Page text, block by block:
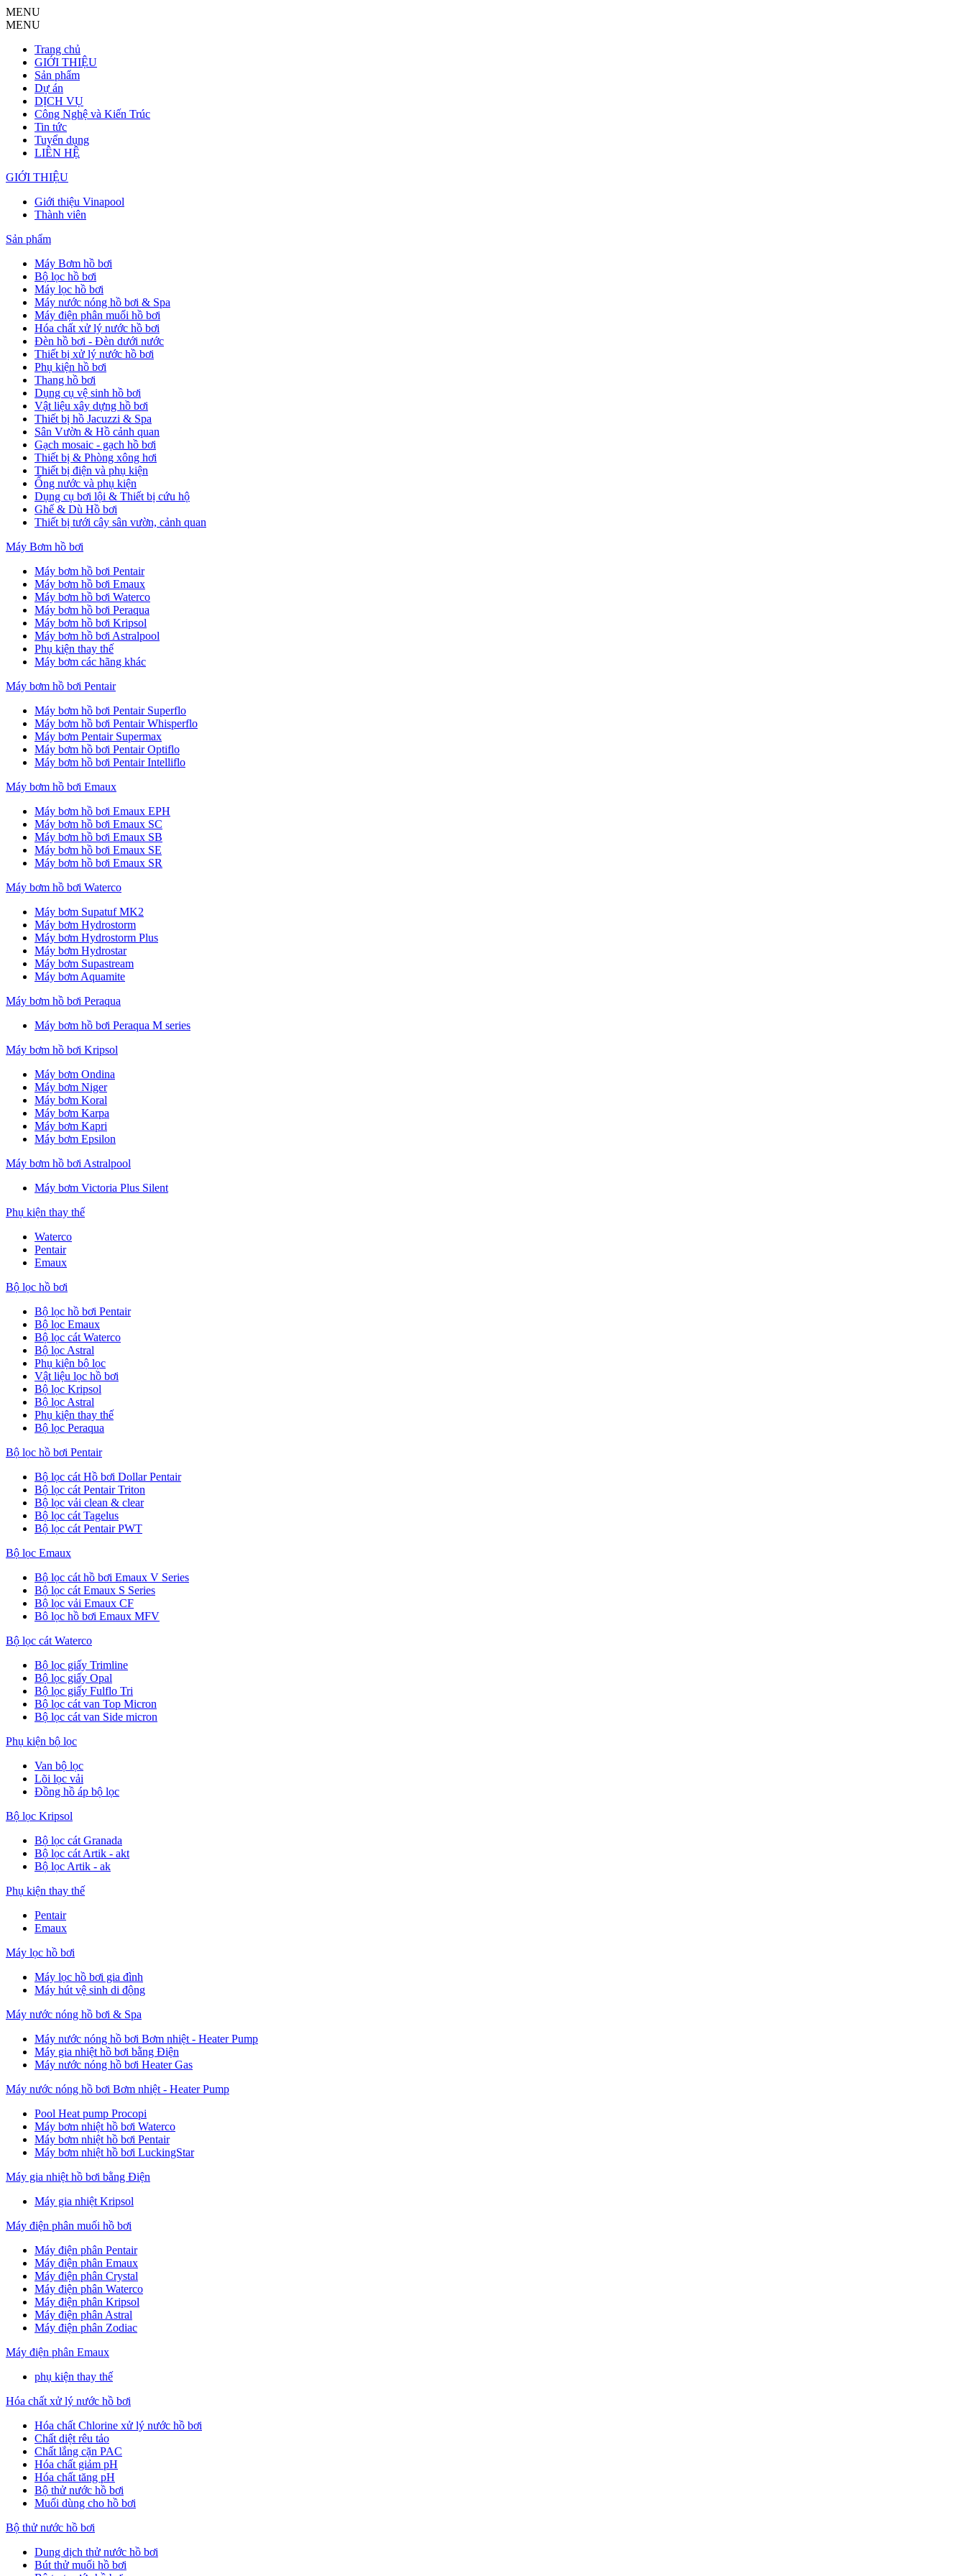
MENU
MENU
Trang chủ
GIỚI THIỆU
Sản phẩm
Dự án
DỊCH VỤ
Công Nghệ và Kiến Trúc
Tin tức
Tuyển dụng
LIÊN HỆ
GIỚI THIỆU
Giới thiệu Vinapool
Thành viên
Sản phẩm
Máy Bơm hồ bơi
Bộ lọc hồ bơi
Máy lọc hồ bơi
Máy nước nóng hồ bơi & Spa
Máy điện phân muối hồ bơi
Hóa chất xử lý nước hồ bơi
Đèn hồ bơi - Đèn dưới nước
Thiết bị xử lý nước hồ bơi
Phụ kiện hồ bơi
Thang hồ bơi
Dụng cụ vệ sinh hồ bơi
Vật liệu xây dựng hồ bơi
Thiết bị hồ Jacuzzi & Spa
Sân Vườn & Hồ cảnh quan
Gạch mosaic - gạch hồ bơi
Thiết bị & Phòng xông hơi
Thiết bị điện và phụ kiện
Ống nước và phụ kiện
Dụng cụ bơi lội & Thiết bị cứu hộ
Ghế & Dù Hồ bơi
Thiết bị tưới cây sân vườn, cảnh quan
Máy Bơm hồ bơi
Máy bơm hồ bơi Pentair
Máy bơm hồ bơi Emaux
Máy bơm hồ bơi Waterco
Máy bơm hồ bơi Peraqua
Máy bơm hồ bơi Kripsol
Máy bơm hồ bơi Astralpool
Phụ kiện thay thế
Máy bơm các hãng khác
Máy bơm hồ bơi Pentair
Máy bơm hồ bơi Pentair Superflo
Máy bơm hồ bơi Pentair Whisperflo
Máy bơm Pentair Supermax
Máy bơm hồ bơi Pentair Optiflo
Máy bơm hồ bơi Pentair Intelliflo
Máy bơm hồ bơi Emaux
Máy bơm hồ bơi Emaux EPH
Máy bơm hồ bơi Emaux SC
Máy bơm hồ bơi Emaux SB
Máy bơm hồ bơi Emaux SE
Máy bơm hồ bơi Emaux SR
Máy bơm hồ bơi Waterco
Máy bơm Supatuf MK2
Máy bơm Hydrostorm
Máy bơm Hydrostorm Plus
Máy bơm Hydrostar
Máy bơm Supastream
Máy bơm Aquamite
Máy bơm hồ bơi Peraqua
Máy bơm hồ bơi Peraqua M series
Máy bơm hồ bơi Kripsol
Máy bơm Ondina
Máy bơm Niger
Máy bơm Koral
Máy bơm Karpa
Máy bơm Kapri
Máy bơm Epsilon
Máy bơm hồ bơi Astralpool
Máy bơm Victoria Plus Silent
Phụ kiện thay thế
Waterco
Pentair
Emaux
Bộ lọc hồ bơi
Bộ lọc hồ bơi Pentair
Bộ lọc Emaux
Bộ lọc cát Waterco
Bộ lọc Astral
Phụ kiện bộ lọc
Vật liệu lọc hồ bơi
Bộ lọc Kripsol
Bộ lọc Astral
Phụ kiện thay thế
Bộ lọc Peraqua
Bộ lọc hồ bơi Pentair
Bộ lọc cát Hồ bơi Dollar Pentair
Bộ lọc cát Pentair Triton
Bộ lọc vải clean & clear
Bộ lọc cát Tagelus
Bộ lọc cát Pentair PWT
Bộ lọc Emaux
Bộ lọc cát hồ bơi Emaux V Series
Bộ lọc cát Emaux S Series
Bộ lọc vải Emaux CF
Bô lọc hồ bơi Emaux MFV
Bộ lọc cát Waterco
Bộ lọc giấy Trimline
Bộ lọc giấy Opal
Bộ lọc giấy Fulflo Tri
Bộ lọc cát van Top Micron
Bộ lọc cát van Side micron
Phụ kiện bộ lọc
Van bộ lọc
Lõi lọc vải
Đồng hồ áp bộ lọc
Bộ lọc Kripsol
Bộ lọc cát Granada
Bộ lọc cát Artik - akt
Bộ lọc Artik - ak
Phụ kiện thay thế
Pentair
Emaux
Máy lọc hồ bơi
Máy lọc hồ bơi gia đình
Máy hút vệ sinh di động
Máy nước nóng hồ bơi & Spa
Máy nước nóng hồ bơi Bơm nhiệt - Heater Pump
Máy gia nhiệt hồ bơi bằng Điện
Máy nước nóng hồ bơi Heater Gas
Máy nước nóng hồ bơi Bơm nhiệt - Heater Pump
Pool Heat pump Procopi
Máy bơm nhiệt hồ bơi Waterco
Máy bơm nhiệt hồ bơi Pentair
Máy bơm nhiệt hồ bơi LuckingStar
Máy gia nhiệt hồ bơi bằng Điện
Máy gia nhiệt Kripsol
Máy điện phân muối hồ bơi
Máy điện phân Pentair
Máy điện phân Emaux
Máy điện phân Crystal
Máy điện phân Waterco
Máy điện phân Kripsol
Máy điện phân Astral
Máy điện phân Zodiac
Máy điện phân Emaux
phụ kiện thay thế
Hóa chất xử lý nước hồ bơi
Hóa chất Chlorine xử lý nước hồ bơi
Chất diệt rêu tảo
Chất lắng cặn PAC
Hóa chất giảm pH
Hóa chất tăng pH
Bộ thử nước hồ bơi
Muối dùng cho hồ bơi
Bộ thử nước hồ bơi
Dung dịch thử nước hồ bơi
Bút thử muối hồ bơi